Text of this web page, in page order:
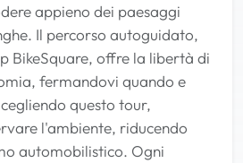
appieno dei paesaggi
Il percorso autoguidato,
BikeSquare, offre la libertà di
fermandovi quando e
questo tour,
l'ambiente, riducendo
automobilistico. Ogni